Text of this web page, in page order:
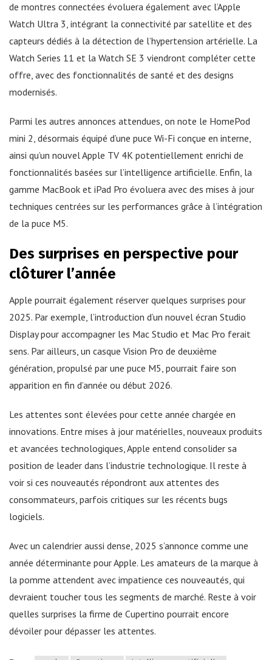
de montres connectées évoluera également avec l’Apple
Watch Ultra 3, intégrant la connectivité par satellite et des
capteurs dédiés à la détection de l’hypertension artérielle. La
Watch Series 11 et la Watch SE 3 viendront compléter cette
offre, avec des fonctionnalités de santé et des designs
modernisés.
Parmi les autres annonces attendues, on note le HomePod
mini 2, désormais équipé d’une puce Wi-Fi conçue en interne,
ainsi qu’un nouvel Apple TV 4K potentiellement enrichi de
fonctionnalités basées sur l’intelligence artificielle. Enfin, la
gamme MacBook et iPad Pro évoluera avec des mises à jour
techniques centrées sur les performances grâce à l’intégration
de la puce M5.
Des surprises en perspective pour
clôturer l’année
Apple pourrait également réserver quelques surprises pour
2025. Par exemple, l’introduction d’un nouvel écran Studio
Display pour accompagner les Mac Studio et Mac Pro ferait
sens. Par ailleurs, un casque Vision Pro de deuxième
génération, propulsé par une puce M5, pourrait faire son
apparition en fin d’année ou début 2026.
Les attentes sont élevées pour cette année chargée en
innovations. Entre mises à jour matérielles, nouveaux produits
et avancées technologiques, Apple entend consolider sa
position de leader dans l’industrie technologique. Il reste à
voir si ces nouveautés répondront aux attentes des
consommateurs, parfois critiques sur les récents bugs
logiciels.
Avec un calendrier aussi dense, 2025 s’annonce comme une
année déterminante pour Apple. Les amateurs de la marque à
la pomme attendent avec impatience ces nouveautés, qui
devraient toucher tous les segments de marché. Reste à voir
quelles surprises la firme de Cupertino pourrait encore
dévoiler pour dépasser les attentes.